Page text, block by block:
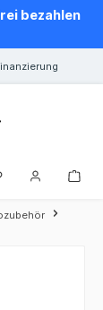
bezahlen